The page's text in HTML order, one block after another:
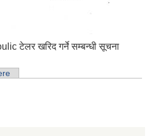
टेलर खरिद गर्ने सम्बन्धी सूचना